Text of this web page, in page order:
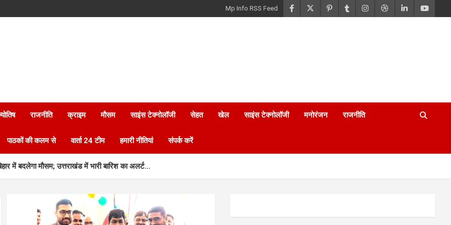
Mp Info RSS Feed
राजनीति क्राइम मौसम साइंस टेक्नोलॉजी सेहत खेल साइंस टेक्नोलॉजी मनोरंजन राजनीति
पाठकों की कलम से वार्ता 24 टीम हमारी नीतियां संपर्क करें
में बदलेगा मौसम; उत्तराखंड में भारी बारिश का अलर्ट…
की नई पहचान…